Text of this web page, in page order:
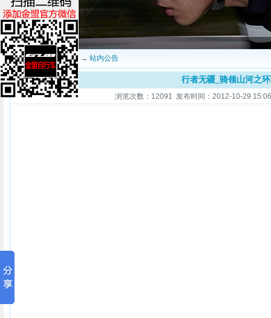
当前位置：深圳金盟 → 站内公告
行者无疆_骑领山河之
浏览次数：12091 发布时间：2012-10-29